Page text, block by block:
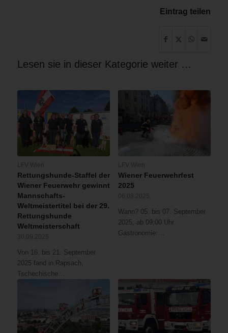
Eintrag teilen
Lesen sie in dieser Kategorie weiter …
Rettungshunde-Staffel der
Wiener Feuerwehr gewinnt
Mannschafts-
Weltmeistertitel bei der 29.
Rettungshunde
Weltmeisterschaft
Von 16. bis 21. September
2025 fand in Rapsach,
Tschechische…
Wiener Feuerwehrfest
2025
Wann? 05. bis 07. September
2025, ab 09:00 Uhr
Gastronomie:…